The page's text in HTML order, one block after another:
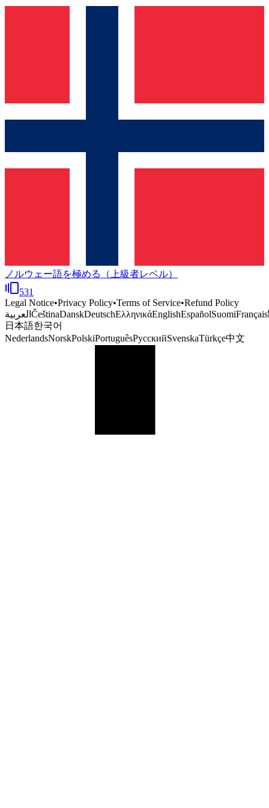
ノルウェー語を極める（上級者レベル）
531
Legal Notice•Privacy Policy•Terms of Service•Refund Policy
العربية ČeštinaDanskDeutschΕλληνικάEnglishEspañolSuomiFrançais
日本語한국어
NederlandsNorskPolskiPortuguêsРусскийSvenskaTürkçe中文